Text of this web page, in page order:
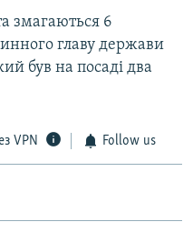
змагаються 6
главу держави
був на посаді два
VPN Follow us